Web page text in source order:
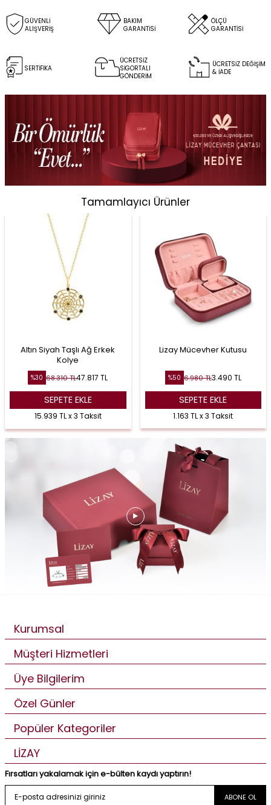
GÜVENLİ
ALIŞVERİŞ
BAKIM
GARANTİSİ
ÖLÇÜ
GARANTİSİ
SERTİFİKA
ÜCRETSİZ
SİGORTALI
GÖNDERİM
ÜCRETSİZ DEĞİŞİM
& İADE
Tamamlayıcı Ürünler
Altın Siyah Taşlı Ağ Erkek
Kolye
%30 68.310TL47.817 TL
SEPETE EKLE
15.939 TL x 3 Taksit
Lizay Mücevher Kutusu
%50 6.980TL3.490 TL
SEPETE EKLE
1.163 TL x 3 Taksit
Kurumsal
Müşteri Hizmetleri
Üye Bilgilerim
Özel Günler
Popüler Kategoriler
LİZAY
Fırsatları yakalamak için e-bülten kaydı yaptırın!
ABONE OL